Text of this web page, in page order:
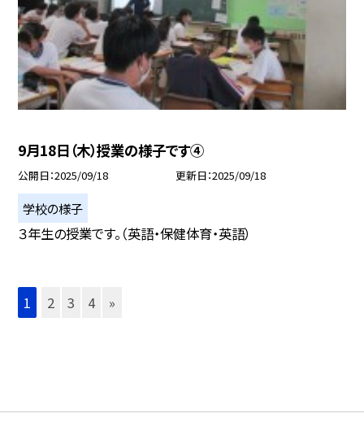
9月18日（木）授業の様子です④
公開日 2025/09/18 更新日 2025/09/18
学校の様子
３年生の授業です。（英語・保健体育・英語）
1 2 3 4 »